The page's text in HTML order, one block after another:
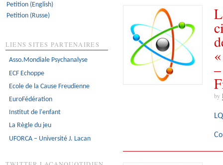
by
Petition (English)
Petition (Russe)
LIENS SITES PARTENAIRES
Asso.Mondiale Psychanalyse
ECF Echoppe
Ecole de la Cause Freudienne
EuroFédération
Institut de l'enfant
La Règle du jeu
UFORCA – Université J. Lacan